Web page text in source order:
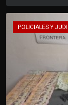
POLICIALES Y